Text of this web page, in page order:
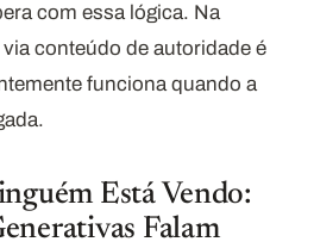
com essa lógica. Na
conteúdo de autoridade é
funciona quando a
Está Vendo:
Falam